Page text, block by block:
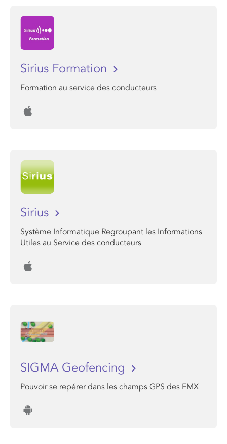
Sirius Formation
Formation au service des conducteurs
Sirius
Système Informatique Regroupant les Informations
Utiles au Service des conducteurs
SIGMA Geofencing
Pouvoir se repérer dans les champs GPS des FMX